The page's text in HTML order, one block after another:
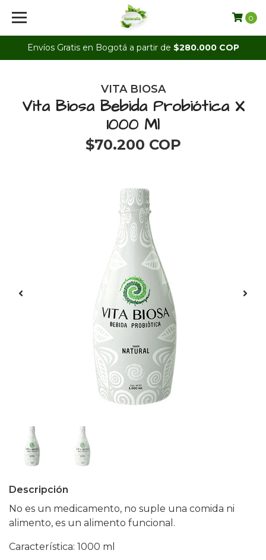
Envíos Gratis en Bogotá a partir de $280.000 COP
0
VITA BIOSA
Vita Biosa Bebida Probiótica X
1000 Ml
$70.200 COP
Descripción
No es un medicamento, no suple una comida ni
alimento, es un alimento funcional.
Característica: 1000 ml